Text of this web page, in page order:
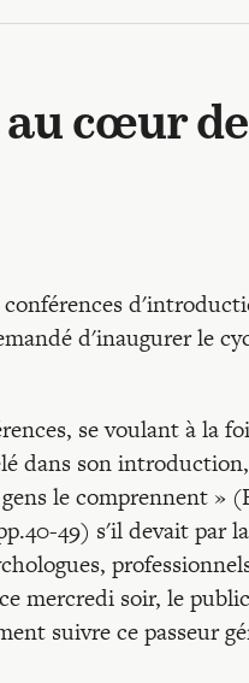
au cœur
d'inaugurer le
se voulant à la
dans son
le comprennent »
49) s'il devait par
mercredi soir, le
suivre ce passeur